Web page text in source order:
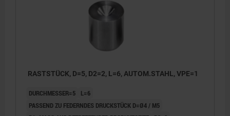
RASTSTÜCK, D=5, D2=2, L=6, AUTOM.STAHL, VPE=1
DURCHMESSER=5
L=6
PASSEND ZU FEDERNDES DRUCKSTÜCK D=Ø4 / M5